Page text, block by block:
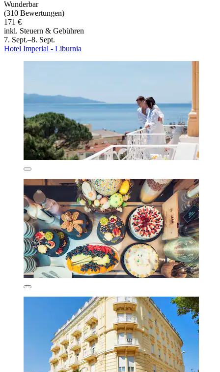
Wunderbar
(310 Bewertungen)
171 €
inkl. Steuern & Gebühren
7. Sept.–8. Sept.
Hotel Imperial - Liburnia